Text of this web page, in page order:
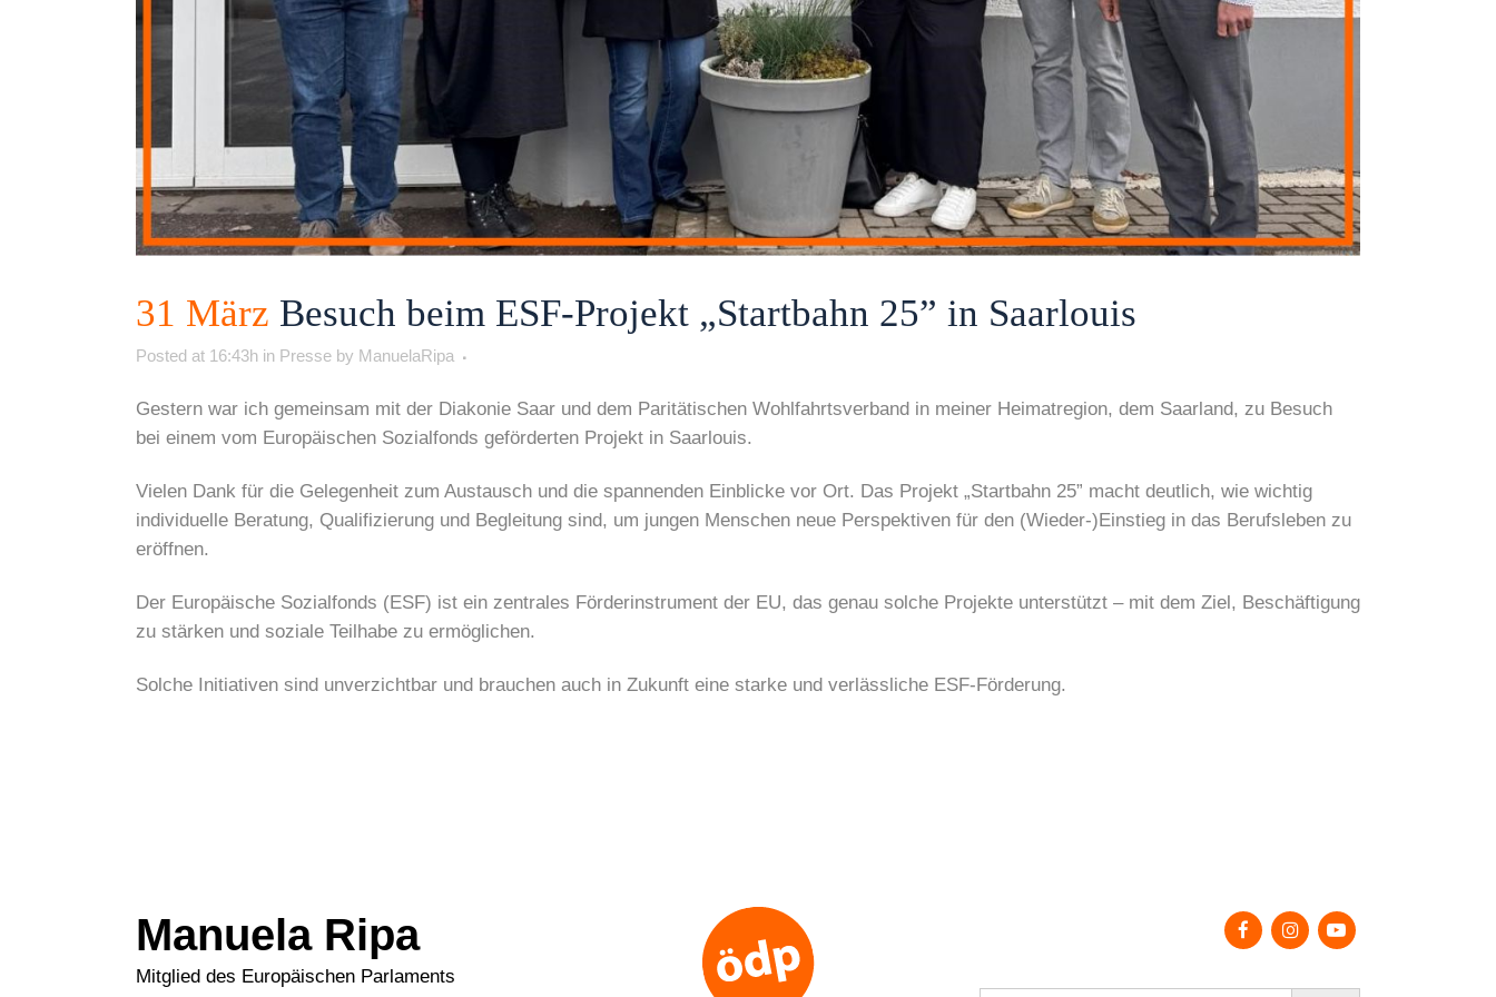
31 März Besuch beim ESF-Projekt „Startbahn 25” in Saarlouis
Posted at 16:43h in Presse by ManuelaRipa
Gestern war ich gemeinsam mit der Diakonie Saar und dem Paritätischen Wohlfahrtsverband in meiner Heimatregion, dem Saarland, zu Besuch
bei einem vom Europäischen Sozialfonds geförderten Projekt in Saarlouis.
Vielen Dank für die Gelegenheit zum Austausch und die spannenden Einblicke vor Ort. Das Projekt „Startbahn 25” macht deutlich, wie wichtig
individuelle Beratung, Qualifizierung und Begleitung sind, um jungen Menschen neue Perspektiven für den (Wieder-)Einstieg in das Berufsleben zu
eröffnen.
Der Europäische Sozialfonds (ESF) ist ein zentrales Förderinstrument der EU, das genau solche Projekte unterstützt – mit dem Ziel, Beschäftigung
zu stärken und soziale Teilhabe zu ermöglichen.
Solche Initiativen sind unverzichtbar und brauchen auch in Zukunft eine starke und verlässliche ESF-Förderung.
Manuela Ripa
Mitglied des Europäischen Parlaments